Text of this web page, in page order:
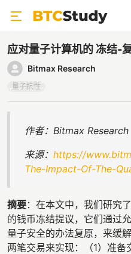
应对量子计算机的 冻结-
Bitmax Research
量子抗性
作者：Bitmax Research
来源： https://
The-Impact-Of-The-
摘要：在本文中，我们研究
的钱币冻结提议，它们通过
量子安全的办法复原，来缓
两笔交易来实现：（1）准备